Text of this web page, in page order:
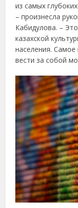
из самых
– произнесла
Кабидулова. –
казахской
населения. Самое
вести за собой